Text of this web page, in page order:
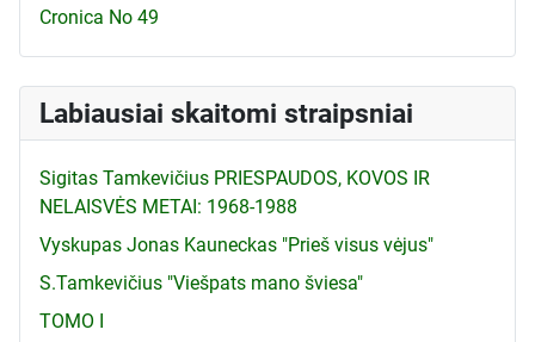
Cronica No 49
Labiausiai skaitomi straipsniai
Sigitas Tamkevičius PRIESPAUDOS, KOVOS IR
NELAISVĖS METAI: 1968-1988
Vyskupas Jonas Kauneckas "Prieš visus vėjus"
S.Tamkevičius "Viešpats mano šviesa"
TOMO I